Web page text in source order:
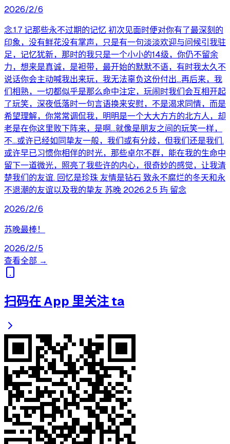
2026/2/6
念.1.7 记那些永不过期的记忆 初次见面时便对你有了最深刻的
印象，没有鲜花没有掌声，只是有一句淡淡欢迎与问候引我驻
足，记忆犹新，那时的我只是一个小小的14级，你仍不留余
力，想来是真诚，是袒带，最开始的默默不语，有时我太久不
说话你会主动喊我出来玩，我无法辜负这份付出…再后来，我
们相熟，一切都似乎是那么命中注定，玩闹时我们会互相开起
了玩笑，深夜低落时一句言语换来安慰，不是渴求同情，而是
希望理解，你常常调侃我，明明是一个大大方方的北方人，却
老是在你这里败下阵来，是啊…就像是朋友之间的玩笑一样，
不…或许已经如同挚友一般，我们或有分歧，但我们还是我们.
或许早已习惯你相伴的时光，那些卓尔不群，能在我的生命中
留下一道微光，照亮了我些许的内心，很奇妙的感觉，让我清
楚我们的友谊. 回忆是珍珠 友情是钻石 致永不腐烂的冬天和永
不退潮的友谊以及我的挚友 苏晚 2026.2.5 玙 留念
2026/2/6
苏晚最棒！
2026/2/5
查看全部 →
扫码在 App 里关注 ta